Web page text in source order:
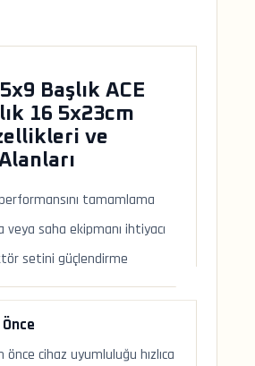
Başlık ACE
16 5x23cm
ve
tamamlama
veya saha ekipmanı ihtiyacı
setini güçlendirme
önce cihaz uyumluluğu hızlıca